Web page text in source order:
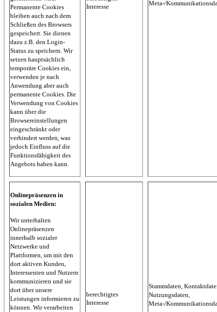
Permanente Cookies
bleiben auch nach dem
Schließen des Browsers
gespeichert. Sie dienen
dazu z.B. den Login-
Status zu speichern. Wir
setzen hauptsächlich
temporäre Cookies ein,
verwenden je nach
Anwendung aber auch
permanente Cookies. Die
Verwendung von Cookies
kann über die
Browsereinstellungen
eingeschränkt oder
verhindert werden, was
jedoch Einfluss auf die
Funktionsfähigkeit des
Angebots haben kann.
Interesse
Meta-/
Onlinepräsenzen in
sozialen Medien:
Wir unterhalten
Onlinepräsenzen
innerhalb sozialer
Netzwerke und
Plattformen, um mit den
dort aktiven Kunden,
Interessenten und Nutzern
kommunizieren und sie
dort über unsere
Leistungen informieren zu
können. Wir verarbeiten
berechtigtes
Interesse
Stammdaten,
Nutzungsdaten,
Meta-/